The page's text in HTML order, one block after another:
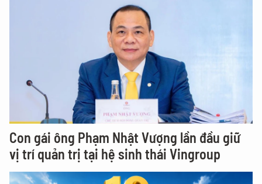
Con gái ông Phạm Nhật Vượng lần đầu giữ
vị trí quản trị tại hệ sinh thái Vingroup